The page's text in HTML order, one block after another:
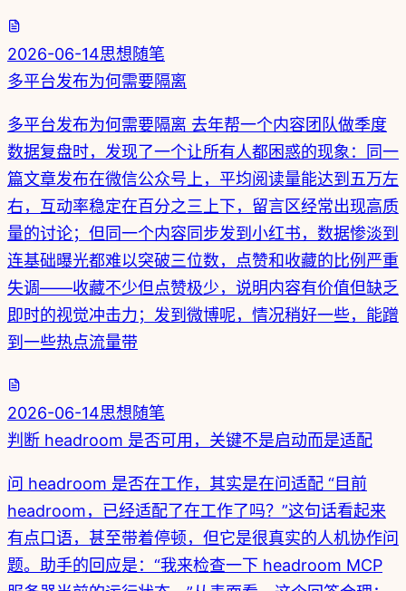
2026-06-14思想随笔
多平台发布为何需要隔离
多平台发布为何需要隔离 去年帮一个内容团队做季度
数据复盘时，发现了一个让所有人都困惑的现象：同一
篇文章发布在微信公众号上，平均阅读量能达到五万左
右，互动率稳定在百分之三上下，留言区经常出现高质
量的讨论；但同一个内容同步发到小红书，数据惨淡到
连基础曝光都难以突破三位数，点赞和收藏的比例严重
失调——收藏不少但点赞极少，说明内容有价值但缺乏
即时的视觉冲击力；发到微博呢，情况稍好一些，能蹭
到一些热点流量带
2026-06-14思想随笔
判断 headroom 是否可用，关键不是启动而是适配
问 headroom 是否在工作，其实是在问适配 “目前
headroom，已经适配了在工作了吗？”这句话看起来
有点口语，甚至带着停顿，但它是很真实的人机协作问
题。助手的回应是：“我来检查一下 headroom MCP